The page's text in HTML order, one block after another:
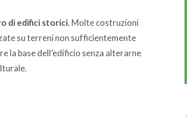
di edifici storici. Molte costruzioni
su terreni non sufficientemente
la base dell’edificio senza alterarne